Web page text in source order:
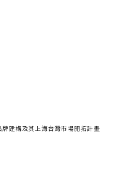
建構及其上海台灣市場開拓計畫